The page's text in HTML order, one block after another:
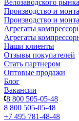
Велозаводского рынка
Производство и
Производство и
Агрегаты
Агрегаты
Наши клиенты
Отзывы покупателей
Стать партнером
Оптовые продажи
Блог
Вакансии
8 800 505-05-48
8 800 505-05-48
+7 495 781-48-48